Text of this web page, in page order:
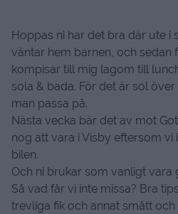
Hoppas ni har det bra där ute i
väntar hem barnen, och sedan
kompisar till mig lagom till
sola & bada. För det är sol
man passa på.
Nästa vecka bär det av mot
nog att vara i Visby eftersom
bilen.
Och ni brukar som vanligt vara
Så vad får vi inte missa? Bra
trevliga fik och annat smått